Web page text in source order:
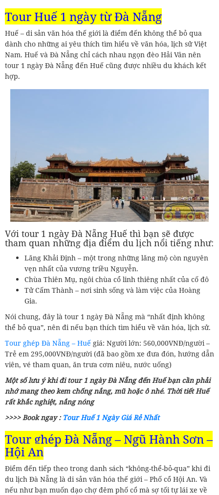
Tour Huế 1 ngày từ Đà Nẵng
Huế – di sản văn hóa thế giới là điểm đến không thể bỏ qua
dành cho những ai yêu thích tìm hiểu về văn hóa, lịch sử Việt
Nam. Huế và Đà Nẵng chỉ cách nhau ngọn đèo Hải Vân nên
tour 1 ngày Đà Nẵng đến Huế cũng được nhiều du khách kết
hợp.
Với tour 1 ngày Đà Nẵng Huế thì bạn sẽ được
tham quan những địa điểm du lịch nổi tiếng như:
Lăng Khải Định – một trong những lăng mộ còn nguyên
vẹn nhất của vương triều Nguyễn.
Chùa Thiên Mụ, ngôi chùa cổ linh thiêng nhất của cố đô
Tử Cấm Thành – nơi sinh sống và làm việc của Hoàng
Gia.
Nói chung, đây là tour 1 ngày Đà Nẵng mà “nhất định không
thể bỏ qua”, nên đi nếu bạn thích tìm hiểu về văn hóa, lịch sử.
Tour ghép Đà Nẵng – Huế giá: Người lớn: 560,000VNĐ/người –
Trẻ em 295,000VNĐ/người (đã bao gồm xe đưa đón, hướng dẫn
viên, vé tham quan, ăn trưa cơm niêu, nước uống)
Một số lưu ý khi đi tour 1 ngày Đà Nẵng đến Huế bạn cần phải
nhớ mang theo kem chống nắng, mũ hoặc ô nhé. Thời tiết Huế
rất khắc nghiệt, nắng nóng
>>>> Book ngay : Tour Huế 1 Ngày Giá Rẻ Nhất
Tour ghép Đà Nẵng – Ngũ Hành Sơn –
Hội An
Điểm đến tiếp theo trong danh sách “không-thể-bỏ-qua” khi đi
du lịch Đà Nẵng là di sản văn hóa thế giới – Phố cổ Hội An. Và
nếu như bạn muốn dạo chợ đêm phố cổ mà sợ tối tự lái xe về